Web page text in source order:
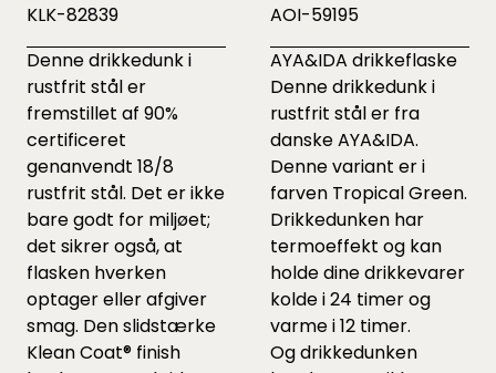
KLK-82839
Denne drikkedunk i
rustfrit stål er
fremstillet af 90%
certificeret
genanvendt 18/8
rustfrit stål. Det er ikke
bare godt for miljøet;
det sikrer også, at
flasken hverken
optager eller afgiver
smag. Den slidstærke
Klean Coat® finish
AOI-59195
AYA&IDA drikkeflaske
Denne drikkedunk i
rustfrit stål er fra
danske AYA&IDA.
Denne variant er i
farven Tropical Green.
Drikkedunken har
termoeffekt og kan
holde dine drikkevarer
kolde i 24 timer og
varme i 12 timer.
Og drikkedunken